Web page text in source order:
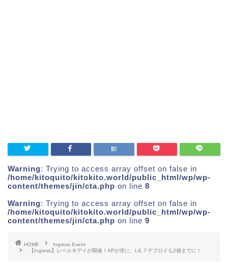
Warning: Trying to access array offset on false in
/home/kitoquito/kitokito.world/public_html/wp/wp-
content/themes/jin/cta.php on line 8
Warning: Trying to access array offset on false in
/home/kitoquito/kitokito.world/public_html/wp/wp-
content/themes/jin/cta.php on line 9
HOME
Ingress Event
【Ingress】レベル８デイが開催！APが倍に、L8,７デプロイも2個までに！